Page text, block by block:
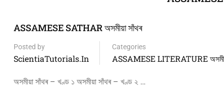
ASSAMESE SATHAR অসমীয়া সাঁথৰ
Posted by
ScientiaTutorials.in
Categories
ASSAMESE LITERATURE
অসমীয়া সাঁথৰ – খণ্ড ১ অসমীয়া সাঁথৰ – খণ্ড ২ …